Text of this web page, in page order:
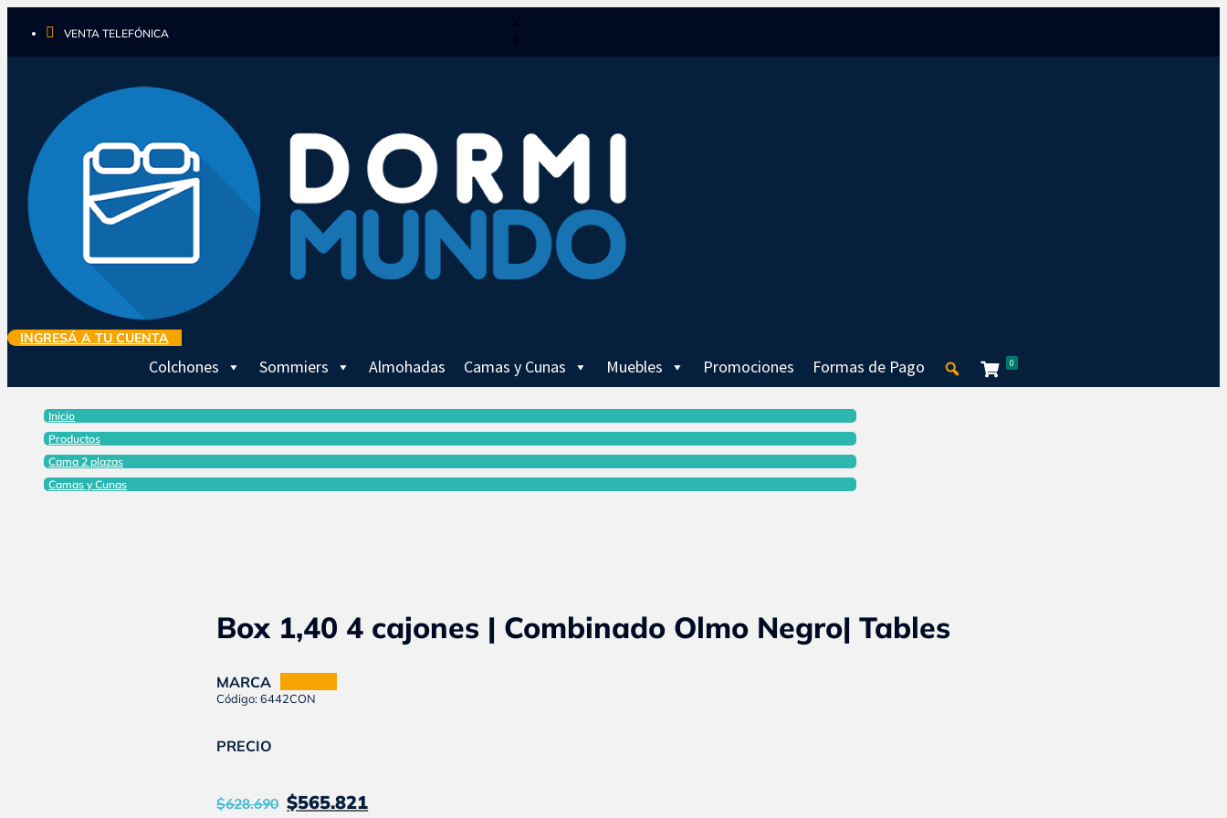
 VENTA TELEFÓNICA
INGRESÁ A TU CUENTA
Colchones Sommiers Almohadas Camas y Cunas Muebles Promociones Formas de Pago 0
Inicio
Productos
Cama 2 plazas
Camas y Cunas
Box 1,40 4 cajones | Combinado Olmo Negro| Tables
MARCA
Código: 6442CON
PRECIO
$628.690 El
$565.821El